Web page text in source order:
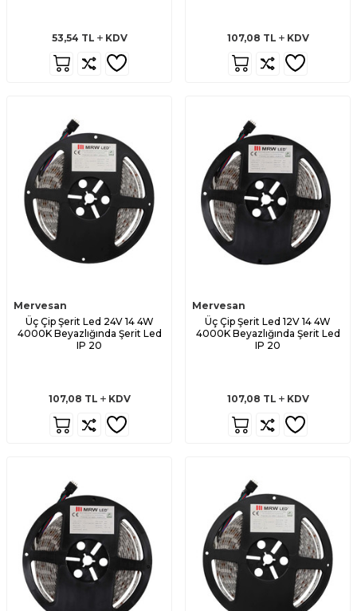
53,54 TL KDV 107,08 TL KDV
Mervesan
Üç Çip Şerit Led 24V 14 4W
4000K Beyazlığında Şerit Led
IP 20
107,08 TL KDV
Mervesan
Üç Çip Şerit Led 12V 14 4W
4000K Beyazlığında Şerit Led
IP 20
107,08 TL KDV